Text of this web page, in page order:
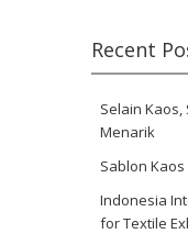
Recent
Selain
Menarik
Sablon
Indonesia
for Textile